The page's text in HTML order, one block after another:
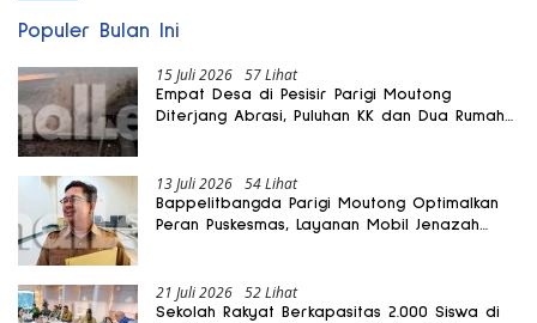
Populer Bulan Ini
15 Juli 2026 57 Lihat
Empat Desa di Pesisir Parigi Moutong
Diterjang Abrasi, Puluhan KK dan Dua Rumah
13 Juli 2026 54 Lihat
Bappelitbangda Parigi Moutong Optimalkan
Peran Puskesmas, Layanan Mobil Jenazah
21 Juli 2026 52 Lihat
Sekolah Rakyat Berkapasitas 2.000 Siswa di